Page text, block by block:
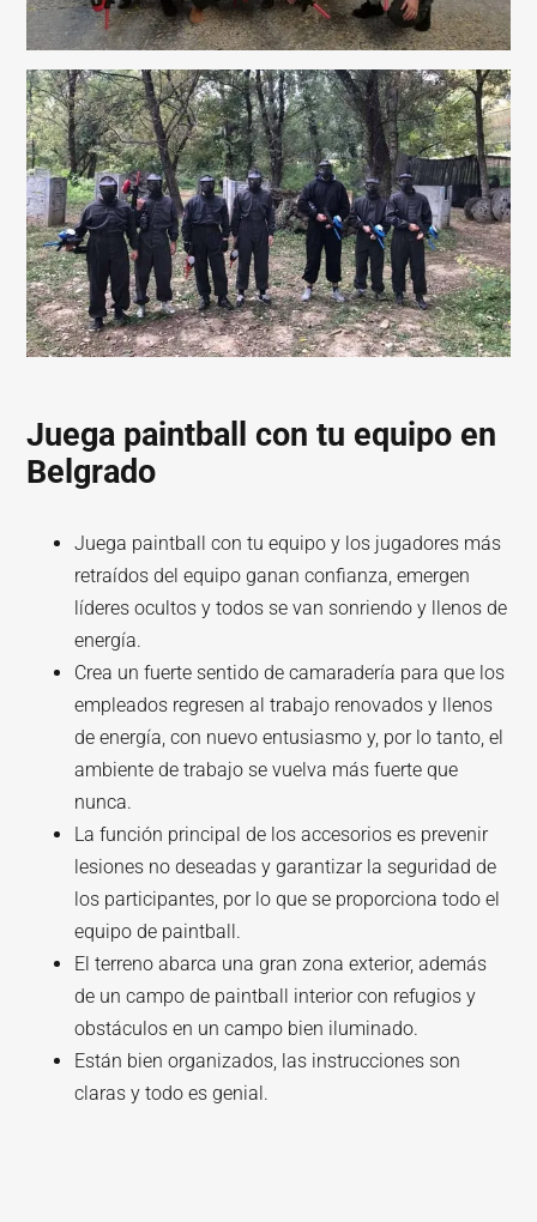
Juega paintball con tu equipo en
Belgrado
Juega paintball con tu equipo y los jugadores más
retraídos del equipo ganan confianza, emergen
líderes ocultos y todos se van sonriendo y llenos de
energía.
Crea un fuerte sentido de camaradería para que los
empleados regresen al trabajo renovados y llenos
de energía, con nuevo entusiasmo y, por lo tanto, el
ambiente de trabajo se vuelva más fuerte que
nunca.
La función principal de los accesorios es prevenir
lesiones no deseadas y garantizar la seguridad de
los participantes, por lo que se proporciona todo el
equipo de paintball.
El terreno abarca una gran zona exterior, además
de un campo de paintball interior con refugios y
obstáculos en un campo bien iluminado.
Están bien organizados, las instrucciones son
claras y todo es genial.